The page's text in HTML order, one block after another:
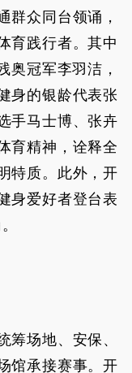
群众同台领诵，
育践行者。其中
奥冠军李羽洁，
身的银龄代表张
手马士博、张卉
育精神，诠释全
特质。此外，开
身爱好者登台表
筹场地、安保、
馆承接赛事。开